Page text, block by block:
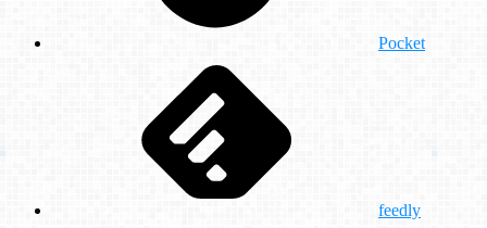
Pocket
feedly